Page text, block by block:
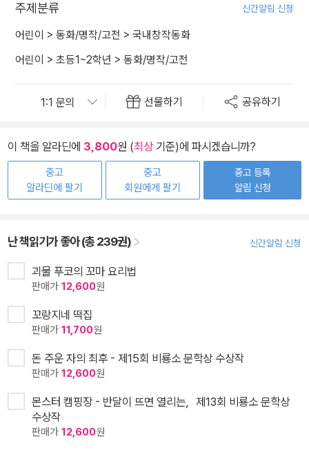
주제분류 신간알림 신청
어린이 > 동화/명작/고전 > 국내창작동화
어린이 > 초등1~2학년 > 동화/명작/고전
선물하기 공유하기
이 책을 알라딘에 3,800원 (최상기준)에 파시겠습니까?
중고
알라딘에 팔기
중고
회원에게 팔기
중고 등록
알림 신청
난 책읽기가 좋아 (총 239권) 신간알림 신청
괴물 푸코의 꼬마 요리법
판매가 12,600원
꼬랑지네 떡집
판매가 11,700원
돈 주운 자의 최후 - 제15회 비룡소 문학상 수상작
판매가 12,600원
몬스터 캠핑장 - 반달이 뜨면 열리는，제13회 비룡소 문학상
수상작
판매가 12,600원